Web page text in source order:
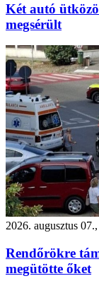
Két autó
megsérült
2026. augusztus
Rendőrökre
megütötte őket